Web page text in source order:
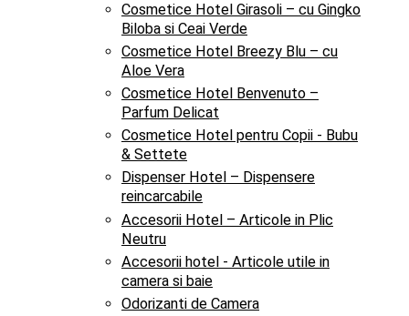
Cosmetice Hotel Girasoli – cu Gingko
Biloba si Ceai Verde
Cosmetice Hotel Breezy Blu – cu
Aloe Vera
Cosmetice Hotel Benvenuto –
Parfum Delicat
Cosmetice Hotel pentru Copii - Bubu
& Settete
Dispenser Hotel – Dispensere
reincarcabile
Accesorii Hotel – Articole in Plic
Neutru
Accesorii hotel - Articole utile in
camera si baie
Odorizanti de Camera